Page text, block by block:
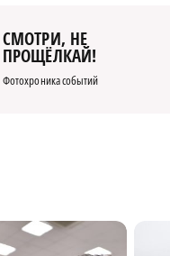
СМОТРИ, НЕ
ПРОЩЁЛКАЙ!
Фотохроника событий